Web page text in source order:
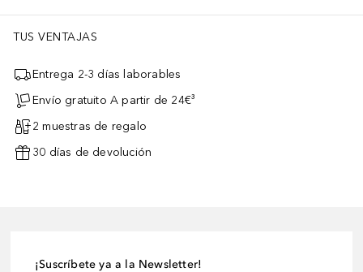
TUS VENTAJAS
Entrega 2-3 días laborables
Envío gratuito A partir de 24€³
2 muestras de regalo
30 días de devolución
¡Suscríbete ya a la Newsletter!